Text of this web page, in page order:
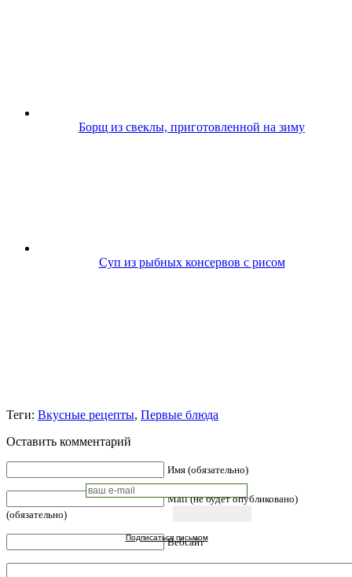
Борщ из свеклы, приготовленной на зиму
Суп из рыбных консервов с рисом
Подписаться письмом
Теги: Вкусные рецепты, Первые блюда
Оставить комментарий
Имя (обязательно)
Mail (не будет опубликовано)
(обязательно)
Вебсайт